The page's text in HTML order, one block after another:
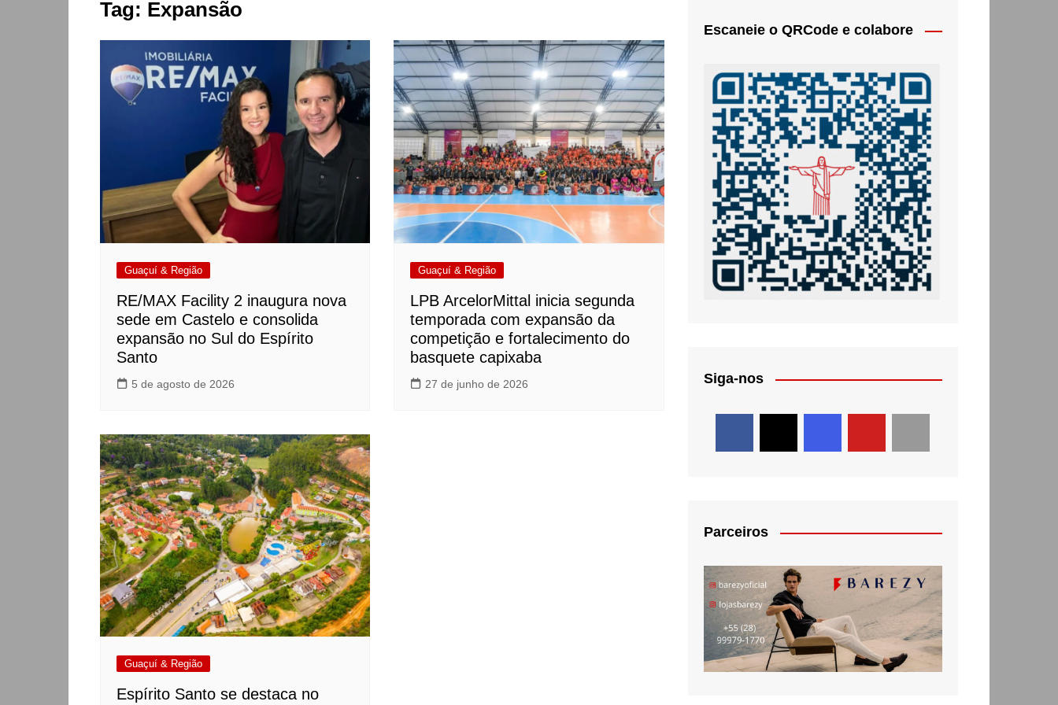
Tag: Expansão
Guaçuí & Região
RE/MAX Facility 2 inaugura nova
sede em Castelo e consolida
expansão no Sul do Espírito
Santo
5 de agosto de 2026
Guaçuí & Região
LPB ArcelorMittal inicia segunda
temporada com expansão da
competição e fortalecimento do
basquete capixaba
27 de junho de 2026
Guaçuí & Região
Espírito Santo se destaca no
Escaneie o QRCode e colabore
Siga-nos
Parceiros